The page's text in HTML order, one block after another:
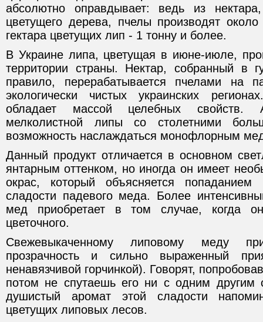
абсолютно оправдывает: ведь из
цветущего дерева, пчелы производят
гектара цветущих лип - 1 тонну и более.
В Украине липа, цветущая в июне-июле,
территории страны. Нектар, собранный в
правило, перерабатывается пчелами на
экологически чистых украинских
обладает массой целебных свойств.
мелколистной липы со столетними
возможность наслаждаться монофлорным
Данный продукт отличается в основном
янтарным оттенком, но иногда он имеет
окрас, который объясняется
сладости падевого меда. Более
мед приобретает в том случае, когда
цветочного.
Свежевыкаченному липовому меду
прозрачность и сильно выраженный
ненавязчивой горчинкой). Говорят,
потом не спутаешь его ни с одним другим
душистый аромат этой сладости
цветущих липовых лесов.